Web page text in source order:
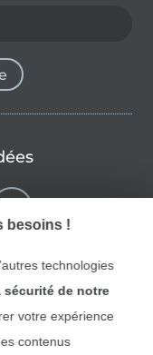
besoins !
technologies
de notre
votre expérience
contenus